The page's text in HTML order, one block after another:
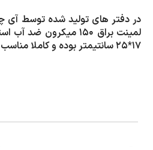
لمینت براق 150
17*25 سانتیمتر بوده و کاملا مناسب استفاده روزمره می باشد.